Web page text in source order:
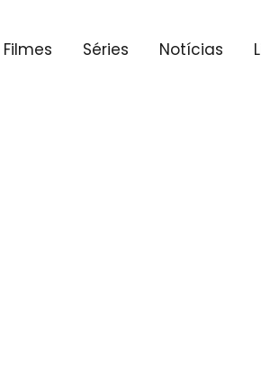
Filmes Séries Notícias